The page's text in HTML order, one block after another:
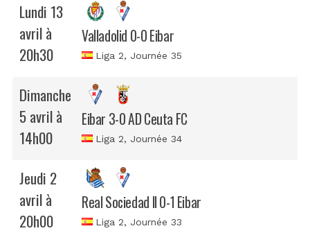
Lundi 13
avril à
20h30
Valladolid 0-0 Eibar
Liga 2, Journée 35
Dimanche
5 avril à
14h00
Eibar 3-0 AD Ceuta FC
Liga 2, Journée 34
Jeudi 2
avril à
20h00
Real Sociedad II 0-1 Eibar
Liga 2, Journée 33